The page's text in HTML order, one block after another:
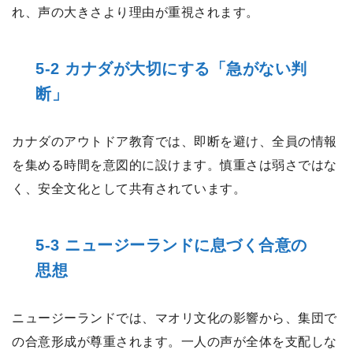
れ、声の大きさより理由が重視されます。
5-2 カナダが大切にする「急がない判
断」
カナダのアウトドア教育では、即断を避け、全員の情報
を集める時間を意図的に設けます。慎重さは弱さではな
く、安全文化として共有されています。
5-3 ニュージーランドに息づく合意の
思想
ニュージーランドでは、マオリ文化の影響から、集団で
の合意形成が尊重されます。一人の声が全体を支配しな